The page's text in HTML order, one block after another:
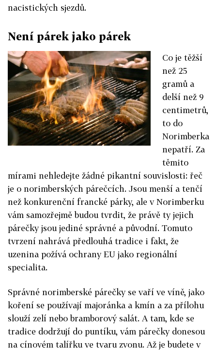
nacistických sjezdů.
Není párek jako párek
Co je těžší
než 25
gramů a
delší než 9
centimetrů,
to do
Norimberka
nepatří. Za
těmito
mírami nehledejte žádné pikantní souvislosti: řeč
je o norimberských párečcích. Jsou menší a tenčí
než konkurenční francké párky, ale v Norimberku
vám samozřejmě budou tvrdit, že právě ty jejich
párečky jsou jediné správné a původní. Tomuto
tvrzení nahrává předlouhá tradice i fakt, že
uzenina požívá ochrany EU jako regionální
specialita.
Správné norimberské párečky se vaří ve víně, jako
koření se používají majoránka a kmín a za přílohu
slouží zelí nebo bramborový salát. A tam, kde se
tradice dodržují do puntíku, vám párečky donesou
na cínovém talířku ve tvaru zvonu. Až je budete v